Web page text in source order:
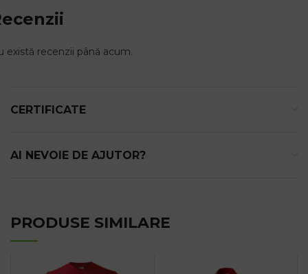
există recenzii până acum.
CERTIFICATE
AI NEVOIE DE AJUTOR?
PRODUSE SIMILARE